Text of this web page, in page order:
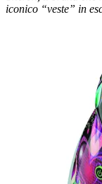
iconico “veste” in